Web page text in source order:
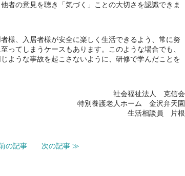
者の意見を聴き「気づく」ことの大切さを認識できま
様、入居者様が安全に楽しく生活できるよう、常に努
ってしまうケースもあります。このような場合でも、
ような事故を起こさないように、研修で学んだことを
社会福祉法人 克信会
特別養護老人ホーム 金沢弁天園
生活相談員 片根
の記事 次の記事 ≫